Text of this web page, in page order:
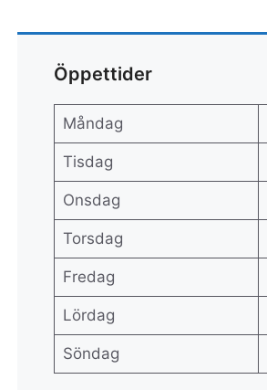
Öppettider
Måndag
Tisdag
Onsdag
Torsdag
Fredag
Lördag
Söndag